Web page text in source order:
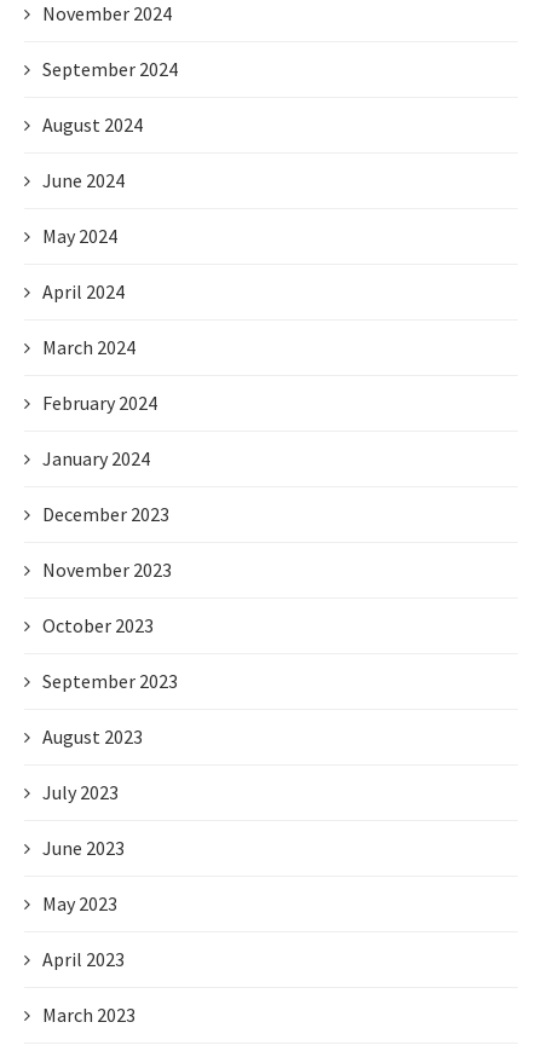
November 2024
September 2024
August 2024
June 2024
May 2024
April 2024
March 2024
February 2024
January 2024
December 2023
November 2023
October 2023
September 2023
August 2023
July 2023
June 2023
May 2023
April 2023
March 2023